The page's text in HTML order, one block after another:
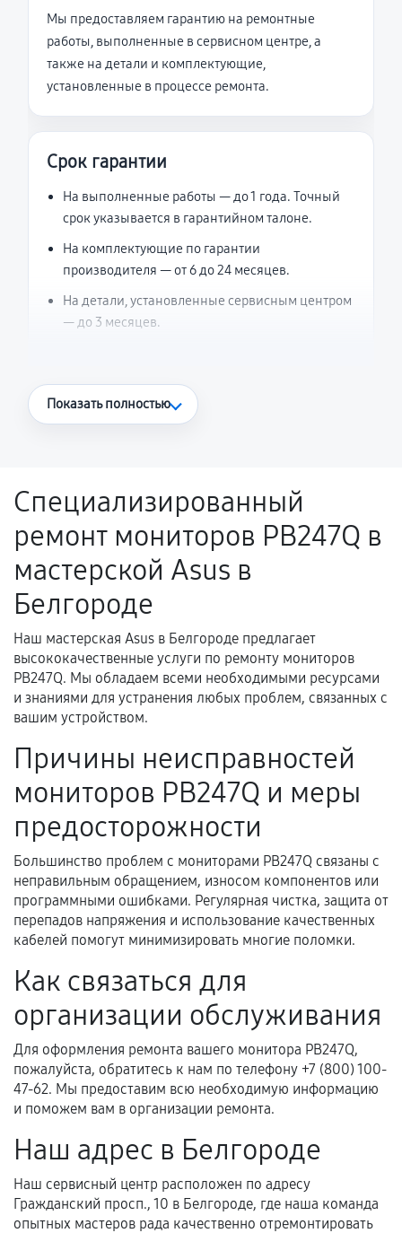
Мы предоставляем гарантию на ремонтные
работы, выполненные в сервисном центре, а
также на детали и комплектующие,
установленные в процессе ремонта.
Срок гарантии
На выполненные работы — до 1 года. Точный
срок указывается в гарантийном талоне.
На комплектующие по гарантии
производителя — от 6 до 24 месяцев.
На детали, установленные сервисным центром
— до 3 месяцев.
Что считается гарантийным случаем
Поломка установленной детали при
нормальной эксплуатации в течение
гарантийного срока.
Несоответствие комплектующей заявленным
техническим характеристикам.
Документы для подтверждения
гарантии
Акт выполненных работ с датой, перечнем
услуг и сроком гарантии.
и кассовый чек.
Расширенная гарантия
В некоторых случаях возможно оформление
условия продления согласовываются отдельно и
фиксируются в документах.
Когда гарантия не действует
механические повреждения, попадание влаги,
перегрев, коррозия.
Самостоятельный ремонт или вмешательство
третьих лиц.
Показать полностью
Специализированный
ремонт мониторов PB247Q в
мастерской Asus в
Белгороде
Наш мастерская Asus в Белгороде предлагает
высококачественные услуги по ремонту мониторов
PB247Q. Мы обладаем всеми необходимыми ресурсами
и знаниями для устранения любых проблем, связанных с
вашим устройством.
Причины неисправностей
мониторов PB247Q и меры
предосторожности
Большинство проблем с мониторами PB247Q связаны с
неправильным обращением, износом компонентов или
программными ошибками. Регулярная чистка, защита от
перепадов напряжения и использование качественных
кабелей помогут минимизировать многие поломки.
Как связаться для
организации обслуживания
Для оформления ремонта вашего монитора PB247Q,
пожалуйста, обратитесь к нам по телефону +7 (800) 100-
47-62. Мы предоставим всю необходимую информацию
и поможем вам в организации ремонта.
Наш адрес в Белгороде
Наш сервисный центр расположен по адресу
Гражданский просп., 10 в Белгороде, где наша команда
опытных мастеров рада качественно отремонтировать